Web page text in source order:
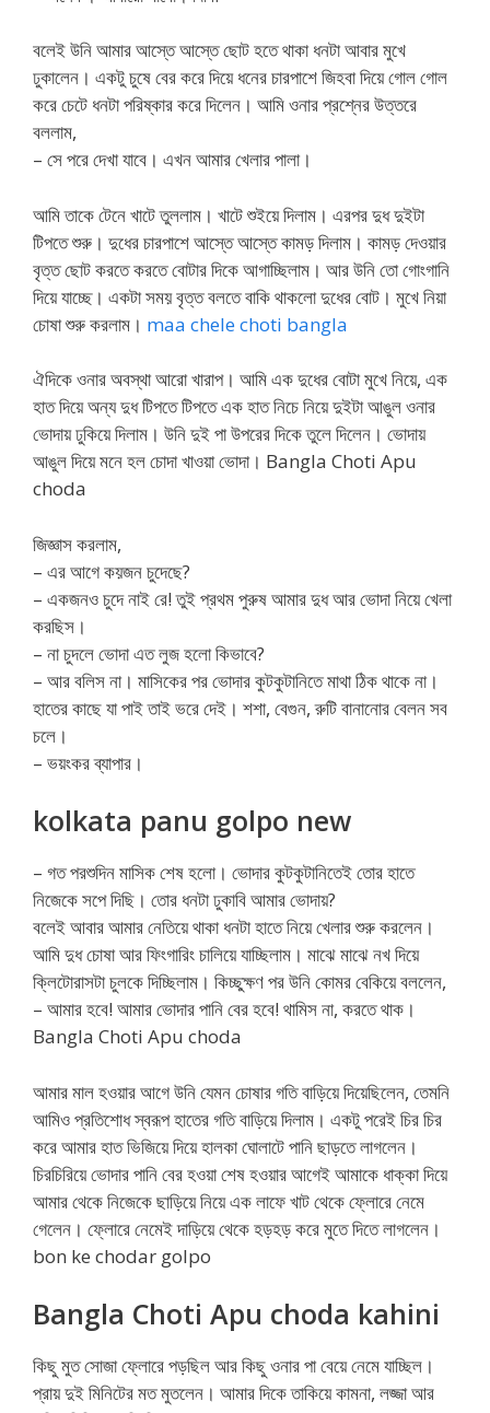
বলেই উনি আমার আস্তে আস্তে ছোট হতে থাকা ধনটা আবার মুখে
ঢুকালেন। একটু চুষে বের করে দিয়ে ধনের চারপাশে জিহবা দিয়ে গোল গোল
করে চেটে ধনটা পরিষ্কার করে দিলেন। আমি ওনার প্রশ্নের উত্তরে
বললাম,
– সে পরে দেখা যাবে। এখন আমার খেলার পালা।
আমি তাকে টেনে খাটে তুললাম। খাটে শুইয়ে দিলাম। এরপর দুধ দুইটা
টিপতে শুরু। দুধের চারপাশে আস্তে আস্তে কামড় দিলাম। কামড় দেওয়ার
বৃত্ত ছোট করতে করতে বোটার দিকে আগাচ্ছিলাম। আর উনি তো গোংগানি
দিয়ে যাচ্ছে। একটা সময় বৃত্ত বলতে বাকি থাকলো দুধের বোট। মুখে নিয়া
চোষা শুরু করলাম। maa chele choti bangla
ঐদিকে ওনার অবস্থা আরো খারাপ। আমি এক দুধের বোটা মুখে নিয়ে, এক
হাত দিয়ে অন্য দুধ টিপতে টিপতে এক হাত নিচে নিয়ে দুইটা আঙুল ওনার
ভোদায় ঢুকিয়ে দিলাম। উনি দুই পা উপরের দিকে তুলে দিলেন। ভোদায়
আঙুল দিয়ে মনে হল চোদা খাওয়া ভোদা। Bangla Choti Apu
choda
জিজ্ঞাস করলাম,
– এর আগে কয়জন চুদেছে?
– একজনও চুদে নাই রে! তুই প্রথম পুরুষ আমার দুধ আর ভোদা নিয়ে খেলা
করছিস।
– না চুদলে ভোদা এত লুজ হলো কিভাবে?
– আর বলিস না। মাসিকের পর ভোদার কুটকুটানিতে মাথা ঠিক থাকে না।
হাতের কাছে যা পাই তাই ভরে দেই। শশা, বেগুন, রুটি বানানোর বেলন সব
চলে।
– ভয়ংকর ব্যাপার।
kolkata panu golpo new
– গত পরশুদিন মাসিক শেষ হলো। ভোদার কুটকুটানিতেই তোর হাতে
নিজেকে সপে দিছি। তোর ধনটা ঢুকাবি আমার ভোদায়?
বলেই আবার আমার নেতিয়ে থাকা ধনটা হাতে নিয়ে খেলার শুরু করলেন।
আমি দুধ চোষা আর ফিংগারিং চালিয়ে যাচ্ছিলাম। মাঝে মাঝে নখ দিয়ে
ক্লিটোরাসটা চুলকে দিচ্ছিলাম। কিচ্ছুক্ষণ পর উনি কোমর বেকিয়ে বললেন,
– আমার হবে! আমার ভোদার পানি বের হবে! থামিস না, করতে থাক।
Bangla Choti Apu choda
আমার মাল হওয়ার আগে উনি যেমন চোষার গতি বাড়িয়ে দিয়েছিলেন, তেমনি
আমিও প্রতিশোধ স্বরূপ হাতের গতি বাড়িয়ে দিলাম। একটু পরেই চির চির
করে আমার হাত ভিজিয়ে দিয়ে হালকা ঘোলাটে পানি ছাড়তে লাগলেন।
চিরচিরিয়ে ভোদার পানি বের হওয়া শেষ হওয়ার আগেই আমাকে ধাক্কা দিয়ে
আমার থেকে নিজেকে ছাড়িয়ে নিয়ে এক লাফে খাট থেকে ফ্লোরে নেমে
গেলেন। ফ্লোরে নেমেই দাড়িয়ে থেকে হড়হড় করে মুতে দিতে লাগলেন।
bon ke chodar golpo
Bangla Choti Apu choda kahini
কিছু মুত সোজা ফ্লোরে পড়ছিল আর কিছু ওনার পা বেয়ে নেমে যাচ্ছিল।
প্রায় দুই মিনিটের মত মুতলেন। আমার দিকে তাকিয়ে কামনা, লজ্জা আর